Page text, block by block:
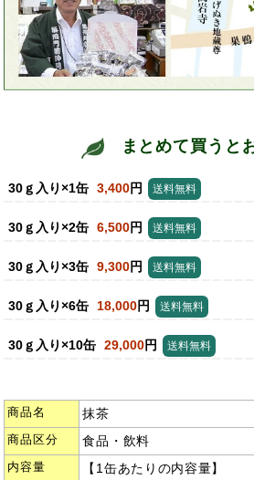
まとめて買うと
30ｇ入り×1缶 3,400円 送料無料
30ｇ入り×2缶 6,500円 送料無料
30ｇ入り×3缶 9,300円 送料無料
30ｇ入り×6缶 18,000円 送料無料
30ｇ入り×10缶 29,000円 送料無料
商品名 抹茶
商品区分 食品・飲料
内容量
【1缶あたりの内容量】